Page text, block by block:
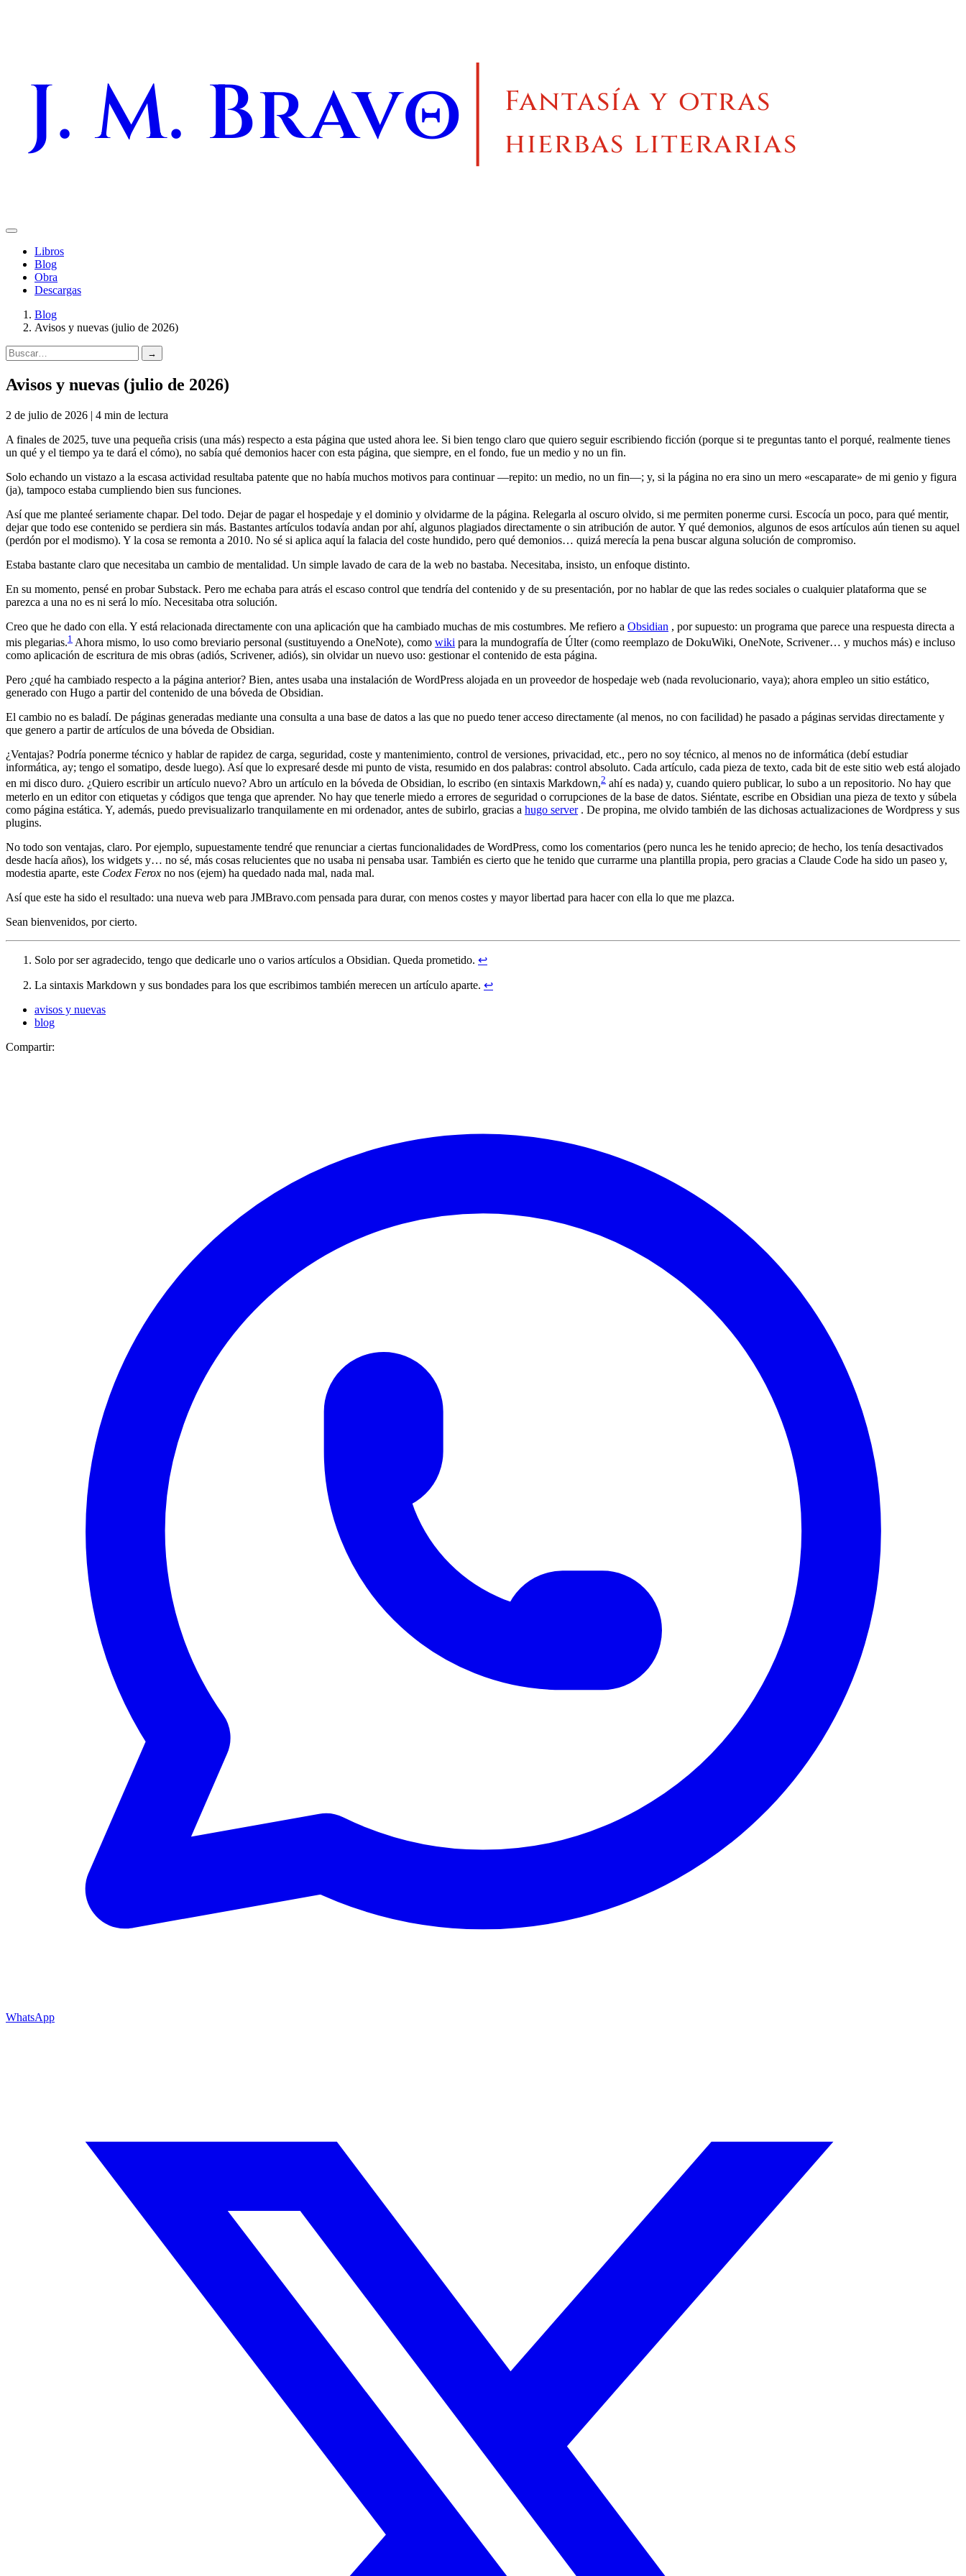
J. M. Bravo Fantasía y otras
hierbas literarias
Libros
Blog
Obra
Descargas
Blog
Avisos y nuevas (julio de 2026)
→
Avisos y nuevas (julio de 2026)
2 de julio de 2026 | 4 min de lectura
A finales de 2025, tuve una pequeña crisis (una más) respecto a esta página que usted ahora lee. Si bien tengo claro que quiero seguir escribiendo ficción (porque si te preguntas tanto el porqué, realmente tienes
un qué y el tiempo ya te dará el cómo), no sabía qué demonios hacer con esta página, que siempre, en el fondo, fue un medio y no un fin.
Solo echando un vistazo a la escasa actividad resultaba patente que no había muchos motivos para continuar —repito: un medio, no un fin—; y, si la página no era sino un mero «escaparate» de mi genio y figura
(ja), tampoco estaba cumpliendo bien sus funciones.
Así que me planteé seriamente chapar. Del todo. Dejar de pagar el hospedaje y el dominio y olvidarme de la página. Relegarla al oscuro olvido, si me permiten ponerme cursi. Escocía un poco, para qué mentir,
dejar que todo ese contenido se perdiera sin más. Bastantes artículos todavía andan por ahí, algunos plagiados directamente o sin atribución de autor. Y qué demonios, algunos de esos artículos aún tienen su aquel
(perdón por el modismo). Y la cosa se remonta a 2010. No sé si aplica aquí la falacia del coste hundido, pero qué demonios… quizá merecía la pena buscar alguna solución de compromiso.
Estaba bastante claro que necesitaba un cambio de mentalidad. Un simple lavado de cara de la web no bastaba. Necesitaba, insisto, un enfoque distinto.
En su momento, pensé en probar Substack. Pero me echaba para atrás el escaso control que tendría del contenido y de su presentación, por no hablar de que las redes sociales o cualquier plataforma que se
parezca a una no es ni será lo mío. Necesitaba otra solución.
Creo que he dado con ella. Y está relacionada directamente con una aplicación que ha cambiado muchas de mis costumbres. Me refiero a Obsidian , por supuesto: un programa que parece una respuesta directa a
mis plegarias.1 Ahora mismo, lo uso como breviario personal (sustituyendo a OneNote), como wiki para la mundografía de Últer (como reemplazo de DokuWiki, OneNote, Scrivener… y muchos más) e incluso
como aplicación de escritura de mis obras (adiós, Scrivener, adiós), sin olvidar un nuevo uso: gestionar el contenido de esta página.
Pero ¿qué ha cambiado respecto a la página anterior? Bien, antes usaba una instalación de WordPress alojada en un proveedor de hospedaje web (nada revolucionario, vaya); ahora empleo un sitio estático,
generado con Hugo a partir del contenido de una bóveda de Obsidian.
El cambio no es baladí. De páginas generadas mediante una consulta a una base de datos a las que no puedo tener acceso directamente (al menos, no con facilidad) he pasado a páginas servidas directamente y
que genero a partir de artículos de una bóveda de Obsidian.
¿Ventajas? Podría ponerme técnico y hablar de rapidez de carga, seguridad, coste y mantenimiento, control de versiones, privacidad, etc., pero no soy técnico, al menos no de informática (debí estudiar
informática, ay; tengo el somatipo, desde luego). Así que lo expresaré desde mi punto de vista, resumido en dos palabras: control absoluto. Cada artículo, cada pieza de texto, cada bit de este sitio web está alojado
en mi disco duro. ¿Quiero escribir un artículo nuevo? Abro un artículo en la bóveda de Obsidian, lo escribo (en sintaxis Markdown,2 ahí es nada) y, cuando quiero publicar, lo subo a un repositorio. No hay que
meterlo en un editor con etiquetas y códigos que tenga que aprender. No hay que tenerle miedo a errores de seguridad o corrupciones de la base de datos. Siéntate, escribe en Obsidian una pieza de texto y súbela
como página estática. Y, además, puedo previsualizarlo tranquilamente en mi ordenador, antes de subirlo, gracias a hugo server. De propina, me olvido también de las dichosas actualizaciones de Wordpress y sus
plugins.
No todo son ventajas, claro. Por ejemplo, supuestamente tendré que renunciar a ciertas funcionalidades de WordPress, como los comentarios (pero nunca les he tenido aprecio; de hecho, los tenía desactivados
desde hacía años), los widgets y… no sé, más cosas relucientes que no usaba ni pensaba usar. También es cierto que he tenido que currarme una plantilla propia, pero gracias a Claude Code ha sido un paseo y,
modestia aparte, este Codex Ferox no nos (ejem) ha quedado nada mal, nada mal.
Así que este ha sido el resultado: una nueva web para JMBravo.com pensada para durar, con menos costes y mayor libertad para hacer con ella lo que me plazca.
Sean bienvenidos, por cierto.
Solo por ser agradecido, tengo que dedicarle uno o varios artículos a Obsidian. Queda prometido. ↩︎
La sintaxis Markdown y sus bondades para los que escribimos también merecen un artículo aparte. ↩︎
avisos y nuevas
blog
Compartir:
WhatsApp